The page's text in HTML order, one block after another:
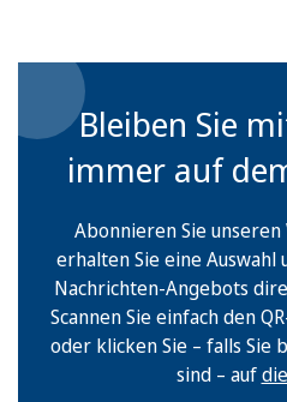
Bleiben Sie
immer auf
Abonnieren Sie
erhalten Sie eine Auswahl
Nachrichten-Angebots
Scannen Sie einfach den
oder klicken Sie – falls Sie
sind – auf